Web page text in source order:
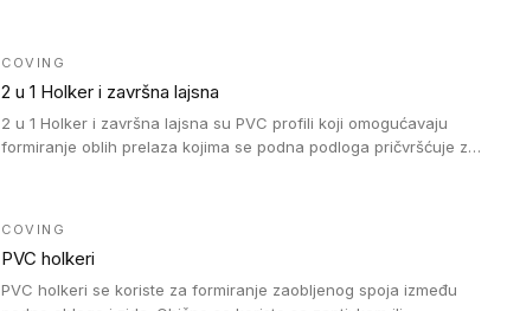
COVING
2 u 1 Holker i završna lajsna
2 u 1 Holker i završna lajsna su PVC profili koji omogućavaju
formiranje oblih prelaza kojima se podna podloga pričvršćuje za
COVING
PVC holkeri
PVC holkeri se koriste za formiranje zaobljenog spoja između